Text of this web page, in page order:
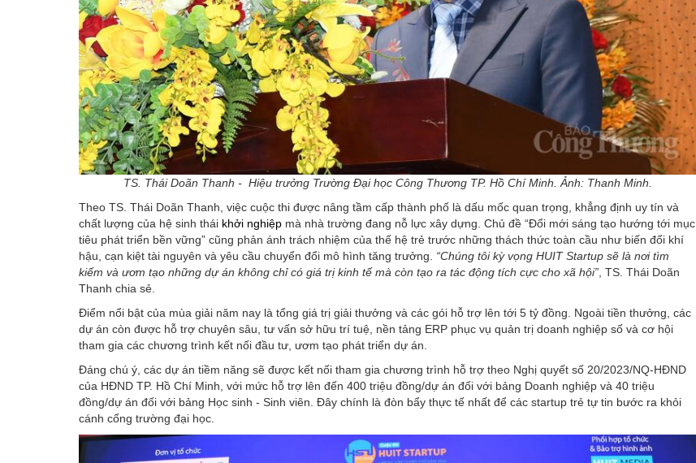
TS. Thái Doãn Thanh - Hiệu trưởng Trường Đại học Công Thương TP. Hồ Chí Minh. Ảnh: Thanh Minh.
Theo TS. Thái Doãn Thanh, việc cuộc thi được nâng tầm cấp thành phố là dấu mốc quan trọng, khẳng định uy tín và
chất lượng của hệ sinh thái khởi nghiệp mà nhà trường đang nỗ lực xây dựng. Chủ đề “Đổi mới sáng tạo hướng tới mục
tiêu phát triển bền vững” cũng phản ánh trách nhiệm của thế hệ trẻ trước những thách thức toàn cầu như biến đổi khí
hậu, cạn kiệt tài nguyên và yêu cầu chuyển đổi mô hình tăng trưởng. “Chúng tôi kỳ vọng HUIT Startup sẽ là nơi tìm
kiếm và ươm tạo những dự án không chỉ có giá trị kinh tế mà còn tạo ra tác động tích cực cho xã hội”, TS. Thái Doãn
Thanh chia sẻ.
Điểm nổi bật của mùa giải năm nay là tổng giá trị giải thưởng và các gói hỗ trợ lên tới 5 tỷ đồng. Ngoài tiền thưởng, các
dự án còn được hỗ trợ chuyên sâu, tư vấn sở hữu trí tuệ, nền tảng ERP phục vụ quản trị doanh nghiệp số và cơ hội
tham gia các chương trình kết nối đầu tư, ươm tạo phát triển dự án.
Đáng chú ý, các dự án tiềm năng sẽ được kết nối tham gia chương trình hỗ trợ theo Nghị quyết số 20/2023/NQ-HĐND
của HĐND TP. Hồ Chí Minh, với mức hỗ trợ lên đến 400 triệu đồng/dự án đối với bảng Doanh nghiệp và 40 triệu
đồng/dự án đối với bảng Học sinh - Sinh viên. Đây chính là đòn bẩy thực tế nhất để các startup trẻ tự tin bước ra khỏi
cánh cổng trường đại học.